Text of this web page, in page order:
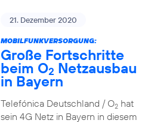
21. Dezember 2020
MOBILFUNKVERSORGUNG:
Große Fortschritte
beim O2 Netzausbau
in Bayern
Telefónica Deutschland / O2hat
sein 4G Netz in Bayern in diesem